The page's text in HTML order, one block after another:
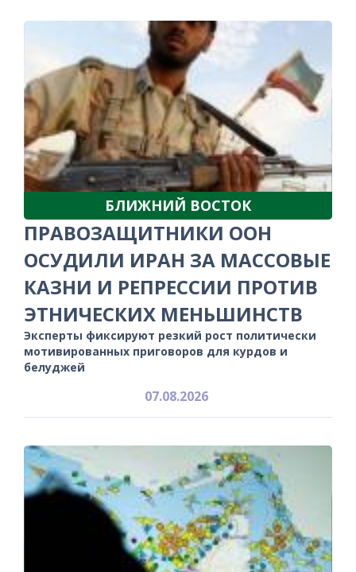
БЛИЖНИЙ ВОСТОК
ПРАВОЗАЩИТНИКИ ООН
ОСУДИЛИ ИРАН ЗА МАССОВЫЕ
КАЗНИ И РЕПРЕССИИ ПРОТИВ
ЭТНИЧЕСКИХ МЕНЬШИНСТВ
Эксперты фиксируют резкий рост политически
мотивированных приговоров для курдов и
белуджей
07.08.2026